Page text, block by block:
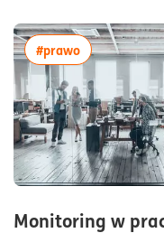
Monitoring w
#prawowięcej